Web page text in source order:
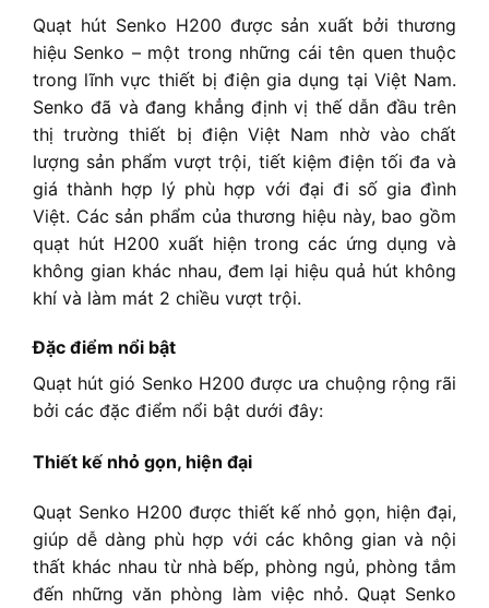
Quạt hút Senko H200 được sản xuất bởi thương
hiệu Senko – một trong những cái tên quen thuộc
trong lĩnh vực thiết bị điện gia dụng tại Việt Nam.
Senko đã và đang khẳng định vị thế dẫn đầu trên
thị trường thiết bị điện Việt Nam nhờ vào chất
lượng sản phẩm vượt trội, tiết kiệm điện tối đa và
giá thành hợp lý phù hợp với đại đi số gia đình
Việt. Các sản phẩm của thương hiệu này, bao gồm
quạt hút H200 xuất hiện trong các ứng dụng và
không gian khác nhau, đem lại hiệu quả hút không
khí và làm mát 2 chiều vượt trội.
Đặc điểm nổi bật
Quạt hút gió Senko H200 được ưa chuộng rộng rãi
bởi các đặc điểm nổi bật dưới đây:
Thiết kế nhỏ gọn, hiện đại
Quạt Senko H200 được thiết kế nhỏ gọn, hiện đại,
giúp dễ dàng phù hợp với các không gian và nội
thất khác nhau từ nhà bếp, phòng ngủ, phòng tắm
đến những văn phòng làm việc nhỏ. Quạt Senko